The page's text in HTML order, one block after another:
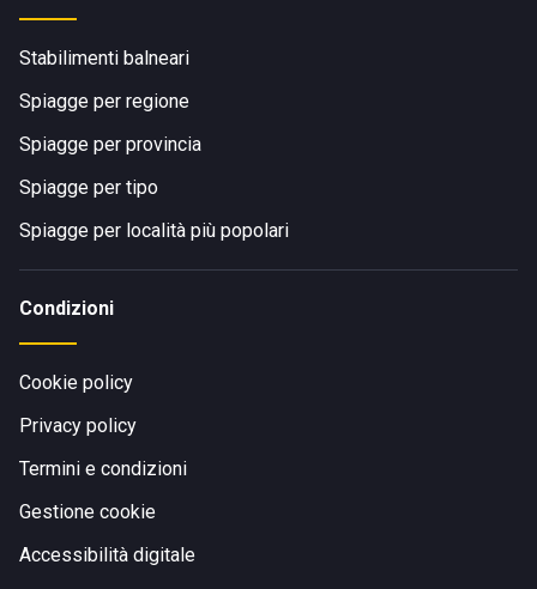
Stabilimenti balneari
Spiagge per regione
Spiagge per provincia
Spiagge per tipo
Spiagge per località più popolari
Condizioni
Cookie policy
Privacy policy
Termini e condizioni
Gestione cookie
Accessibilità digitale